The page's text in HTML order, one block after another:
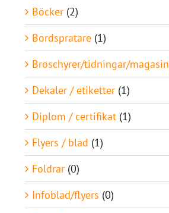
Böcker (2)
Bordspratare (1)
Broschyrer/tidningar/magasin
Dekaler / etiketter (1)
Diplom / certifikat (1)
Flyers / blad (1)
Foldrar (0)
Infoblad/flyers (0)